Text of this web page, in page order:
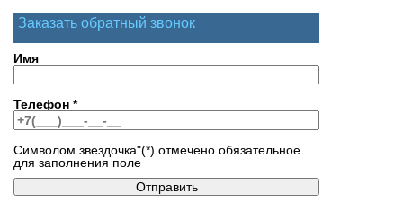
Заказать обратный звонок
Имя
Телефон *
Символом звездочка"(*) отмечено обязательное
для заполнения поле